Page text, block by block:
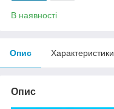
В наявності
Опис Характеристики
Опис